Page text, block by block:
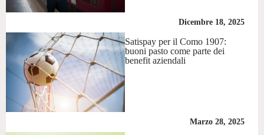
Dicembre 18, 2025
Satispay per il Como 1907:
buoni pasto come parte dei
benefit aziendali
Marzo 28, 2025